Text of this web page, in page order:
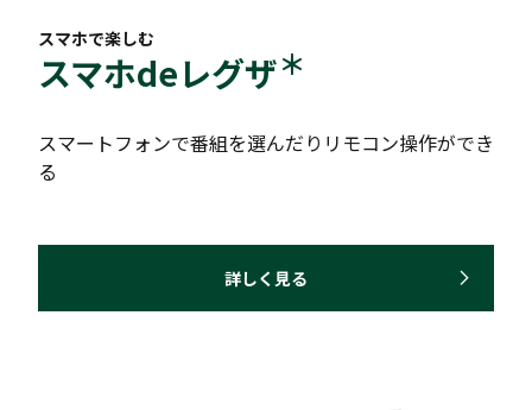
スマホで楽しむ
スマホdeレグザ＊
スマートフォンで番組を選んだりリモコン操作ができ
る
詳しく見る